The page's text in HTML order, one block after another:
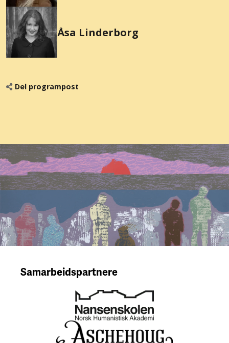
Åsa Linderborg
Del programpost
Samarbeidspartnere